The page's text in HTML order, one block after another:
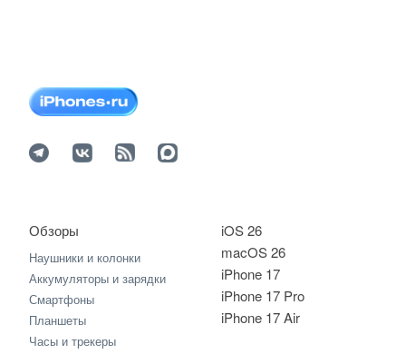
iOS 26
macOS 26
iPhone 17
iPhone 17 Pro
iPhone 17 Air
Обзоры
Наушники и колонки
Аккумуляторы и зарядки
Смартфоны
Планшеты
Часы и трекеры